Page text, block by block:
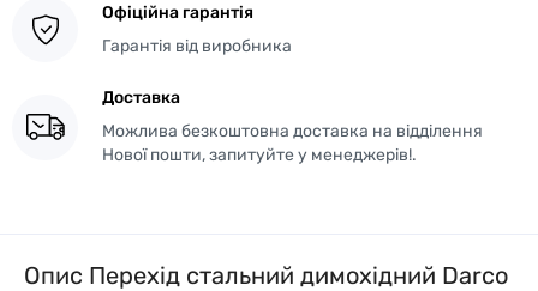
Офіційна гарантія
Гарантія від виробника
Доставка
Можлива безкоштовна доставка на відділення
Нової пошти, запитуйте у менеджерів!.
Опис Перехід стальний димохідний Darco